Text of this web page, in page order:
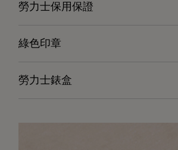
勞力士保用保證
綠色印章
勞力士錶盒